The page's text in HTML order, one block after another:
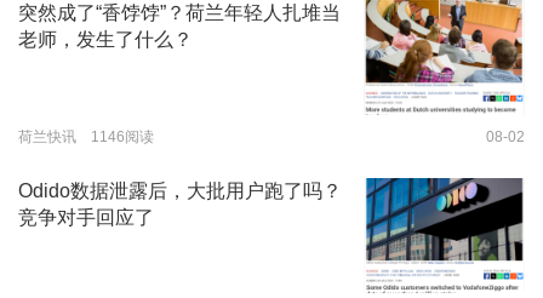
突然成了“香饽饽”？荷兰年轻人扎堆当
老师，发生了什么？
荷兰快讯 1146阅读 08-02
Odido数据泄露后，大批用户跑了吗？
竞争对手回应了